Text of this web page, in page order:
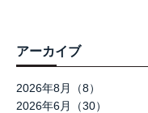
アーカイブ
2026年8月（8）
2026年6月（30）